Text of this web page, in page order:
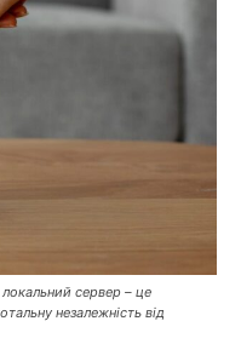
сервер – це
незалежність від